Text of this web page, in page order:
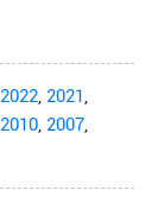
2022, 2021,
2010, 2007,